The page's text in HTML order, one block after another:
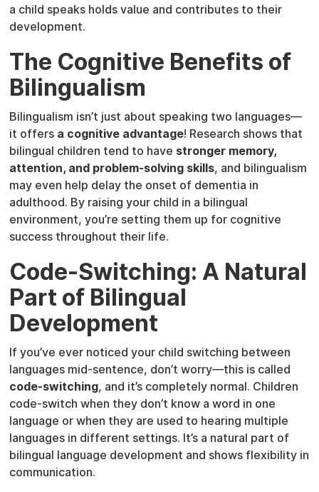
a child speaks holds value and contributes to their
development.
The Cognitive Benefits of
Bilingualism
Bilingualism isn’t just about speaking two languages—
it offers a cognitive advantage! Research shows that
bilingual children tend to have stronger memory,
attention, and problem-solving skills, and bilingualism
may even help delay the onset of dementia in
adulthood. By raising your child in a bilingual
environment, you’re setting them up for cognitive
success throughout their life.
Code-Switching: A Natural
Part of Bilingual
Development
If you’ve ever noticed your child switching between
languages mid-sentence, don’t worry—this is called
code-switching, and it’s completely normal. Children
code-switch when they don’t know a word in one
language or when they are used to hearing multiple
languages in different settings. It’s a natural part of
bilingual language development and shows flexibility in
communication.